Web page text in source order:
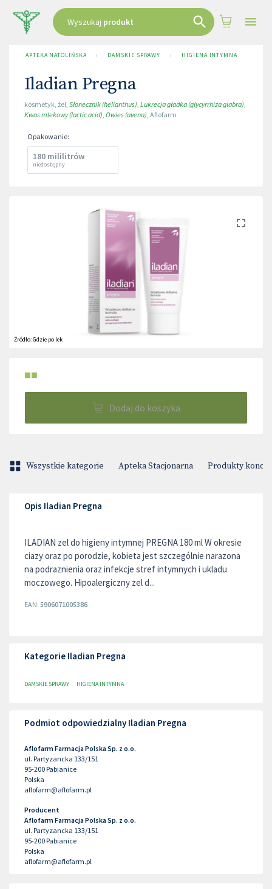
Wyszukaj produkt
APTEKA NATOLIŃSKA › DAMSKIE SPRAWY › HIGIENA INTYMNA
Iladian Pregna
kosmetyk, żel, Słonecznik (helianthus), Lukrecja gładka (glycyrrhiza glabra),
Kwas mlekowy (lactic acid), Owies (avena), Aflofarm
Opakowanie:
180 mililitrów
niedostępny
Źródło:Gdzie po lek
■■
Dodaj do koszyka
Wszystkie kategorie Apteka Stacjonarna Produkty
Opis Iladian Pregna
ILADIAN zel do higieny intymnej PREGNA 180 ml W okresie
ciazy oraz po porodzie, kobieta jest szczególnie narazona
na podraznienia oraz infekcje stref intymnych i ukladu
moczowego. Hipoalergiczny zel d...
EAN: 5906071005386
Kategorie Iladian Pregna
DAMSKIE SPRAWY HIGIENA INTYMNA
Podmiot odpowiedzialny Iladian Pregna
Aflofarm Farmacja Polska Sp. z o.o.
ul. Partyzancka 133/151
95-200Pabianice
Polska
aflofarm@aflofarm.pl
Producent
Aflofarm Farmacja Polska Sp. z o.o.
ul. Partyzancka 133/151
95-200Pabianice
Polska
aflofarm@aflofarm.pl